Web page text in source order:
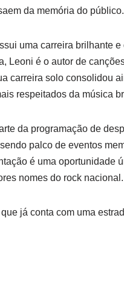
da memória do público.
uma carreira brilhante
Leoni é o autor de
carreira solo consolidou
respeitados da música
da programação de
palco de eventos
é uma oportunidade
nomes do rock nacional.
já conta com uma